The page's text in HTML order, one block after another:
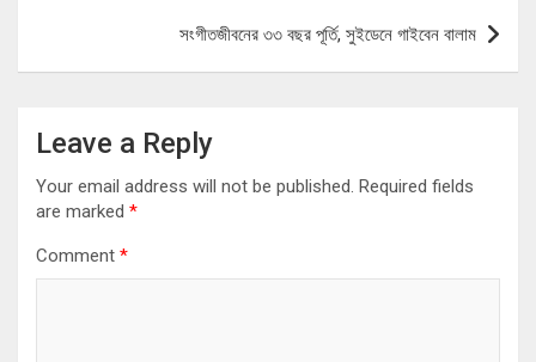
সংগীতজীবনের ৩৩ বছর পূর্তি, সুইডেনে গাইবেন বালাম
Leave a Reply
Your email address will not be published. Required fields
are marked *
Comment *